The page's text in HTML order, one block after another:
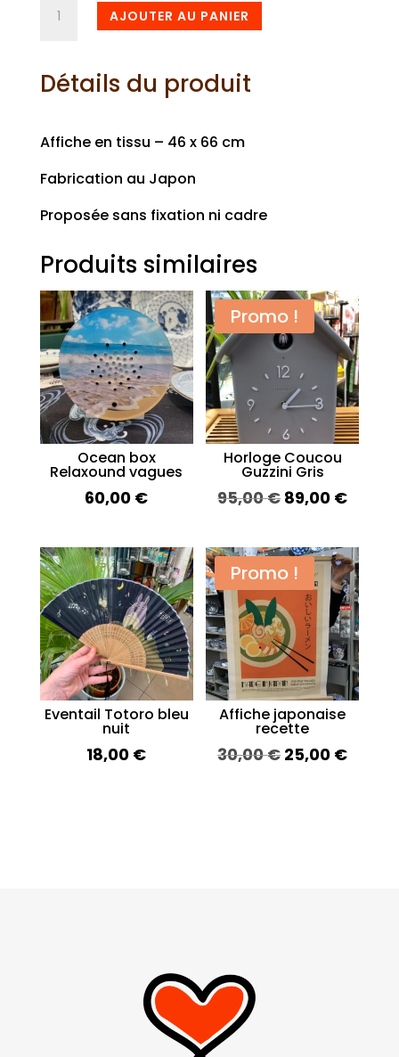
japonaise
Néko
AJOUTER AU PANIER
Détails du produit
Affiche en tissu – 46 x 66 cm
Fabrication au Japon
Proposée sans fixation ni cadre
Produits similaires
Ocean box
Relaxound vagues
60,00 €
Promo !
Horloge Coucou
Guzzini Gris
95,00€ Le
initial
était :
95,00 €.
89,00 €Le
est :
89,00
Eventail Totoro bleu
nuit
18,00 €
Promo !
Affiche japonaise
recette
30,00€ 25,00 €